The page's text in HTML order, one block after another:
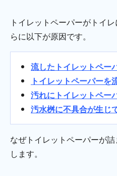
トイレットペーパーがトイ
らに以下が原因です。
流したトイレットペー
トイレットペーパーを
汚れにトイレットペー
汚水桝に不具合が生じ
なぜトイレットペーパーが
します。